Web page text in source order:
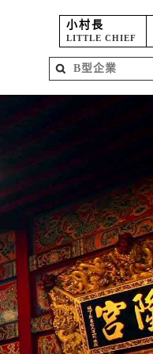
小村長
LITTLE CHIEF